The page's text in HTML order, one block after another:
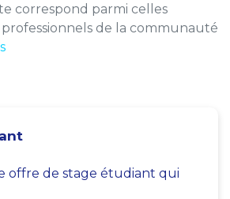
correspond parmi celles
professionnels de la communauté
offre de stage étudiant qui